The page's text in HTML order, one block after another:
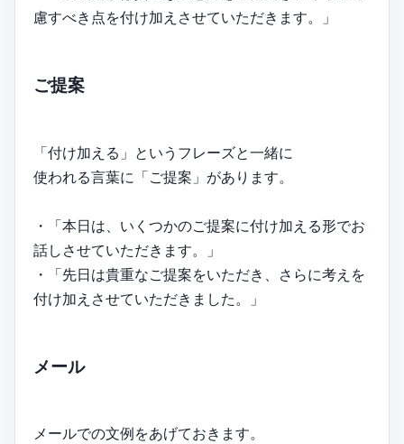
慮すべき点を付け加えさせていただきます。」
ご提案
「付け加える」というフレーズと一緒に
使われる言葉に「ご提案」があります。
・「本日は、いくつかのご提案に付け加える形でお
話しさせていただきます。」
・「先日は貴重なご提案をいただき、さらに考えを
付け加えさせていただきました。」
メール
メールでの文例をあげておきます。